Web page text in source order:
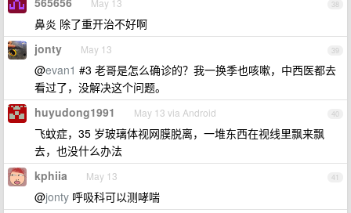
38
May 13
鼻炎 除了重开治不好啊
39
jonty May 13
@evan1 #3 老哥是怎么确诊的？我一换季也咳嗽，中西医都去
看过了，没解决这个问题。
40
huyudong1991 May 13 via Android
飞蚊症，35 岁玻璃体视网膜脱离，一堆东西在视线里飘来飘
去，也没什么办法
41
kphiia May 13
@jonty 呼吸科可以测哮喘